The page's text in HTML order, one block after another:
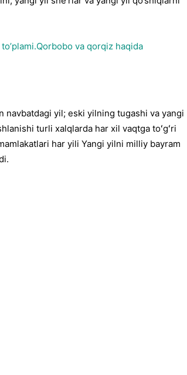
to’plami.Qorbobo va qorqiz haqida
yil; eski yilning tugashi va yangi
turli xalqlarda har xil vaqtga toʻgʻri
har yili Yangi yilni milliy bayram